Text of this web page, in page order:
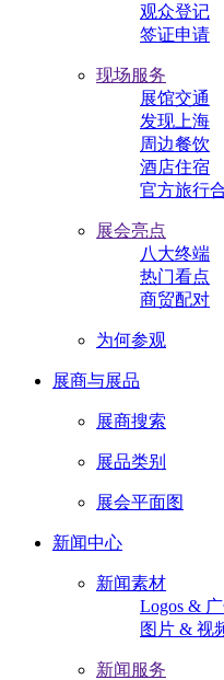
观众登记
签证申请
现场服务
展馆交通
发现上海
周边餐饮
酒店住宿
官方旅行
展会亮点
八大终端
热门看点
商贸配对
为何参观
展商与展品
展商搜索
展品类别
展会平面图
新闻中心
新闻素材
Logos &
图片 & 视
新闻服务